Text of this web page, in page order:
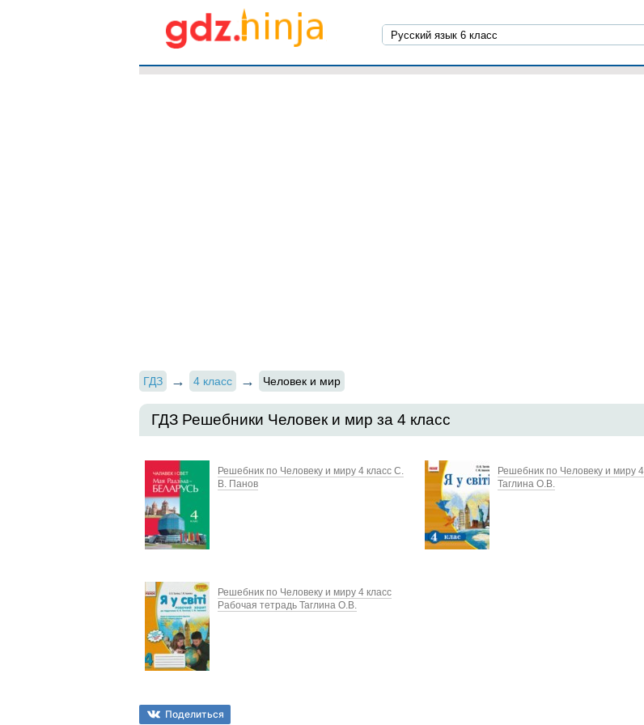
ГДЗ 4 класс Человек и мир
ГДЗ Решебники Человек и мир за 4 класс
Решебник по Человеку и миру 4 класс С.
В. Панов
Решебник по Человеку и миру
Таглина О.В.
Решебник по Человеку и миру 4 класс
Рабочая тетрадь Таглина О.В.
Поделиться